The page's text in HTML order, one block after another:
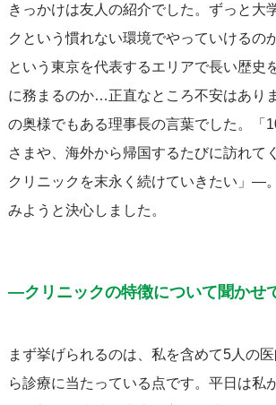
きっかけは友人の紹介でした。ずっと大
クという慣れない環境でやっていけるの
という東京を代表するエリアで長い歴史
に務まるのか…正直なところ不安はあり
の奥様でもある理事長の言葉でした。「
さまや、海外から帰国するたびに訪れて
クリニックを末永く続けていきたい」―
みようと決心しました。
―クリニックの特徴について聞かせ
まず挙げられるのは、私を含めて5人の
ら診療に当たっている点です。平日は私